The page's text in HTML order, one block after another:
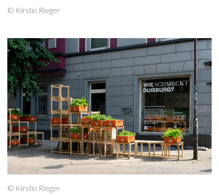
© Kirstin Rieger
© Kirstin Rieger